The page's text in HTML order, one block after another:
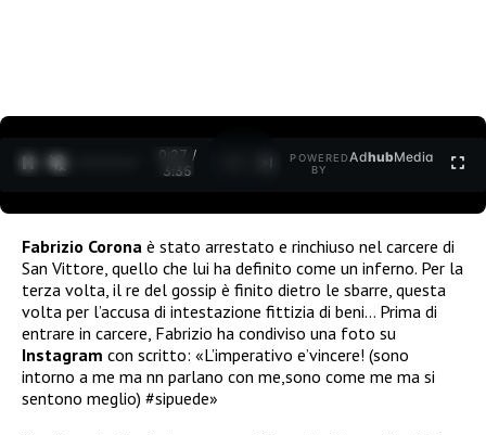
0:28 /
3:35
POWERED
BY
AdhubMedia
Fabrizio Corona è stato arrestato e rinchiuso nel carcere di
San Vittore, quello che lui ha definito come un inferno. Per la
terza volta, il re del gossip è finito dietro le sbarre, questa
volta per l’accusa di intestazione fittizia di beni… Prima di
entrare in carcere, Fabrizio ha condiviso una foto su
Instagram con scritto: «L’imperativo e’vincere! (sono
intorno a me ma nn parlano con me,sono come me ma si
sentono meglio) #sipuede»